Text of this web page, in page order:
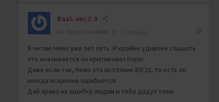
BaaL.ver.2.0
Viva888
Я читаю Немо уже лет пять. И крайне удивлен слышать
что оказывается он критиковал Кори.
Даже если так, Немо это источник 80/20, то есть он
иногда искренне ошибается.
Дай право на ошибку людям и тебе дадут тоже